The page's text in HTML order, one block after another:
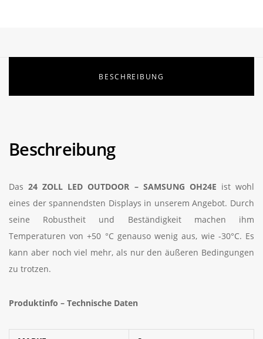
BESCHREIBUNG
Beschreibung
Das24 ZOLL LED OUTDOOR – SAMSUNG OH24E ist wohl
eines der spannendsten Displays in unserem Angebot. Durch
seine Robustheit und Beständigkeit machen ihm
Temperaturen von +50 °C genauso wenig aus, wie -30°C. Es
kann aber noch viel mehr, als nur den äußeren Bedingungen
zu trotzen.
Produktinfo – Technische Daten